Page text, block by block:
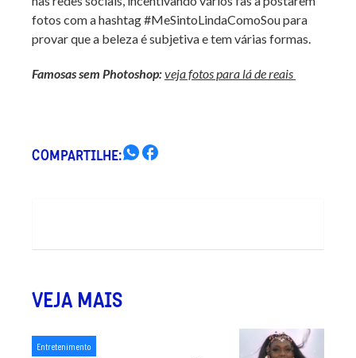
fotos com a hashtag #MeSintoLindaComoSou para
provar que a beleza é subjetiva e tem várias formas.
Famosas sem Photoshop:veja fotos para lá de reais
COMPARTILHE:
VEJA MAIS
Entretenimento